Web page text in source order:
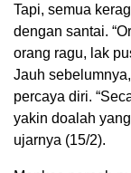
Tapi, semua
dengan santai.
orang ragu, lak
Jauh
percaya diri.
yakin doalah
ujarnya (15/2).